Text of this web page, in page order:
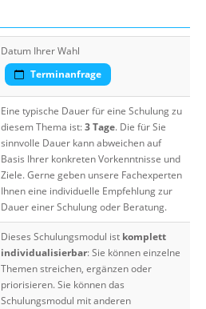
Datum Ihrer Wahl
Terminanfrage
Eine typische Dauer für eine Schulung zu
diesem Thema ist:3 Tage. Die für Sie
sinnvolle Dauer kann abweichen auf
Basis Ihrer konkreten Vorkenntnisse und
Ziele. Gerne geben unsere Fachexperten
Ihnen eine individuelle Empfehlung zur
Dauer einer Schulung oder Beratung.
Dieses Schulungsmodul ist komplett
individualisierbar: Sie können einzelne
Themen streichen, ergänzen oder
priorisieren. Sie können das
Schulungsmodul mit anderen